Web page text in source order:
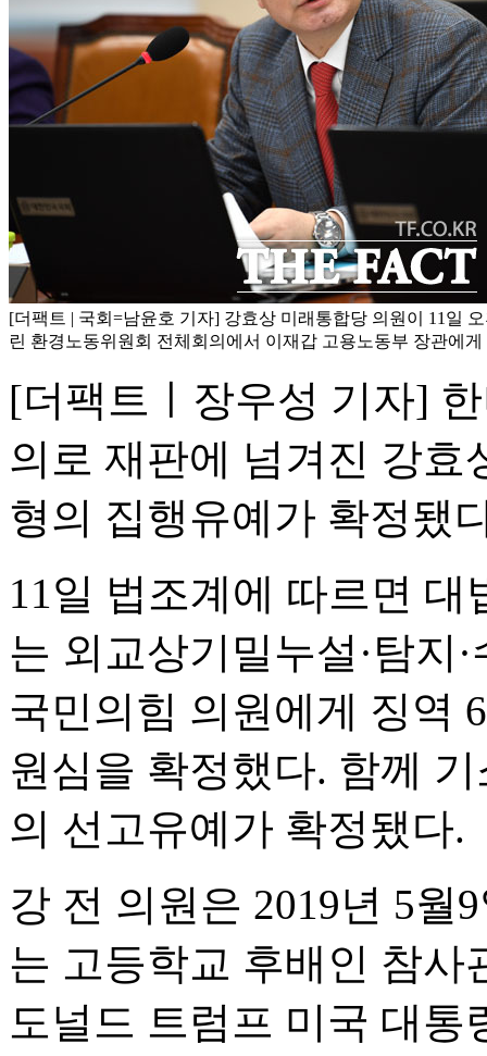
[더팩트 | 국회=남윤호 기자] 강효상 미래통합당 의원이 11일
린 환경노동위원회 전체회의에서 이재갑 고용노동부 장관에
[더팩트ㅣ장우성 기자]
의로 재판에 넘겨진 강효
형의 집행유예가 확정됐
11일 법조계에 따르면
는 외교상기밀누설·탐지
국민의힘 의원에게 징역
원심을 확정했다. 함께
의 선고유예가 확정됐다.
강 전 의원은 2019년 5월
는 고등학교 후배인 참사
도널드 트럼프 미국 대통